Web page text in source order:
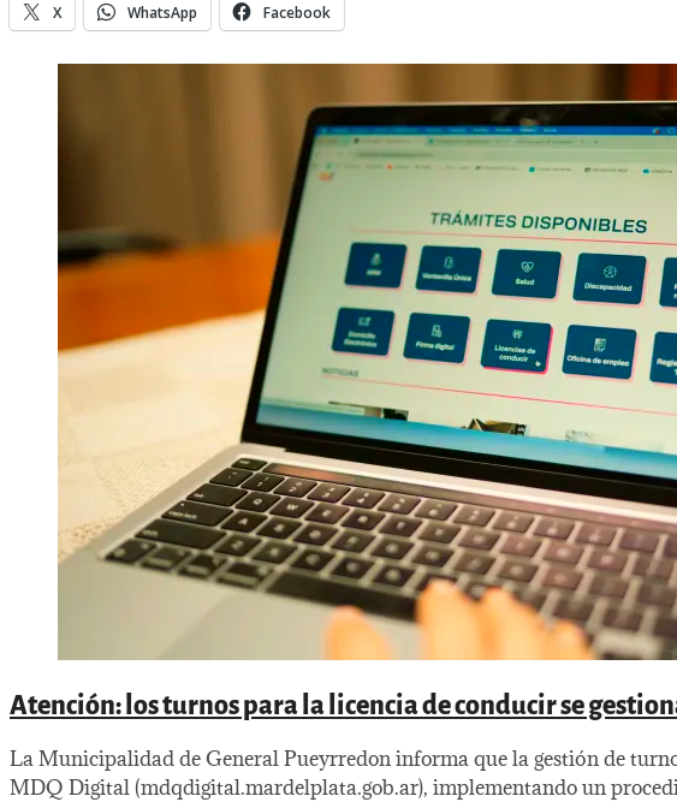
X WhatsApp Facebook
Atención: los turnos para la licencia de conducir se
La Municipalidad de General Pueyrredon informa que la gestión de
MDQ Digital (mdqdigital.mardelplata.gob.ar), implementando un